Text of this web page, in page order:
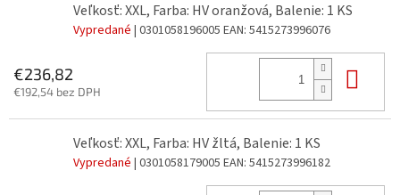
Veľkosť: XXL, Farba: HV oranžová, Balenie: 1 KS
Vypredané | 0301058196005 EAN: 5415273996076
€236,82
€192,54 bez DPH
Veľkosť: XXL, Farba: HV žltá, Balenie: 1 KS
Vypredané | 0301058179005 EAN: 5415273996182